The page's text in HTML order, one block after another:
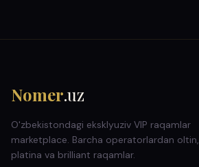
Nomer.uz
O'zbekistondagi eksklyuziv VIP raqamlar
marketplace. Barcha operatorlardan oltin,
platina va brilliant raqamlar.